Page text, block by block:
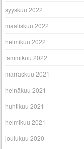
syyskuu 2022
maaliskuu 2022
helmikuu 2022
tammikuu 2022
marraskuu 2021
heinäkuu 2021
huhtikuu 2021
helmikuu 2021
joulukuu 2020